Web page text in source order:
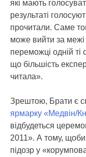
які мають
результаті
прочитали. Саме
може вийти за межі
переможці одній
що більшість
читала».
Зрештою, Брати є
ярмарку «Медвін/
відбудеться
2011». А тому, щоби
підозр у